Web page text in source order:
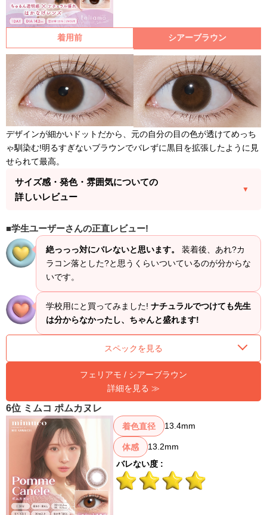
着用前 シアーブラウン
デザインが細かいドットだから、元の自分の目の色が透けてめっち
ゃ馴染む!明るすぎないブラウンでバレずに黒目を拡張したように見
せられて最高。
サイズ感・発色・雰囲気についての
詳しいレビュー
学生ユーザーさんの正直レビュー!
絶っっっ対にバレないと思います。
装着後、あれ?カ
ラコン落とした?と思うくらいついているのが分からな
いです。
学校用にと買ってみました! ナチュラルでつけても先生
は分からなかったし、ちゃんと盛れます!
スペックを見る
フェリアモ / シアーブラウン
詳細を見る ≫
6位 ミムコ ポムカヌレ
着色直径 13.4mm
体感
13.2mm
バレない度 :